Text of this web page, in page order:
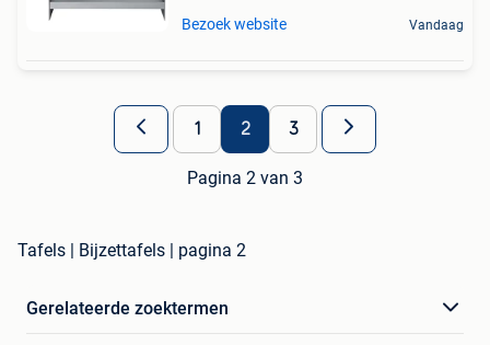
Bezoek website Vandaag
1 2 3
Pagina 2 van 3
Tafels | Bijzettafels | pagina 2
Gerelateerde zoektermen